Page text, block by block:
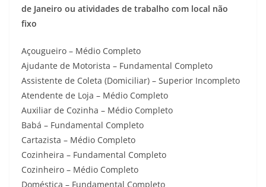
de Janeiro ou atividades de trabalho com local não
fixo
Açougueiro – Médio Completo
Ajudante de Motorista – Fundamental Completo
Assistente de Coleta (Domiciliar) – Superior Incompleto
Atendente de Loja – Médio Completo
Auxiliar de Cozinha – Médio Completo
Babá – Fundamental Completo
Cartazista – Médio Completo
Cozinheira – Fundamental Completo
Cozinheiro – Médio Completo
Doméstica – Fundamental Completo